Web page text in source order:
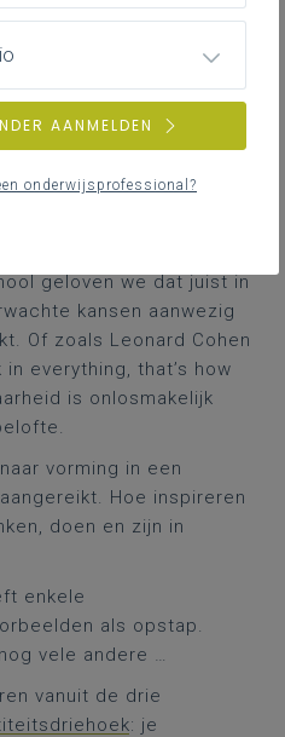
aanwezig, het
gaan we daarmee om?
schaamte en schuld of
het vanuit de gelijkenis
Het kleine en
geloven we dat juist in
kansen aanwezig
Of zoals Leonard Cohen
in everything, that’s how
is onlosmakelijk
vorming in een
Hoe inspireren
doen en zijn in
enkele
als opstap.
vele andere …
vanuit de drie
: je
AANMELDEN
onderwijsprofessional?